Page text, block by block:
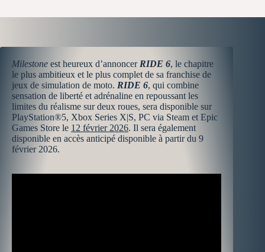
Milestone est heureux d’annoncer RIDE 6, le chapitre
le plus ambitieux et le plus complet de sa franchise de
jeux de simulation de moto. RIDE 6, qui combine
sensation de liberté et adrénaline en repoussant les
limites du réalisme sur deux roues, sera disponible sur
PlayStation®5, Xbox Series X|S, PC via Steam et Epic
Games Store le 12 février 2026. Il sera également
disponible en accès anticipé disponible à partir du 9
février 2026.